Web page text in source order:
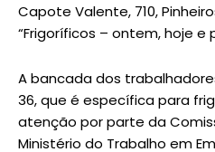
Capote Valente, 710,
“Frigoríficos – ontem, hoje e
A bancada dos
36, que é específica para
atenção por parte da
Ministério do Trabalho em